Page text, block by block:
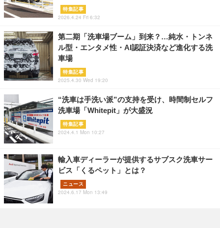
特集記事
2026.4.24 Fri 6:32
第二期「洗車場ブーム」到来？…純水・トンネ
ル型・エンタメ性・AI認証決済など進化する洗
車場
特集記事
2025.4.30 Wed 19:20
“洗車は手洗い派”の支持を受け、時間制セルフ
洗車場「Whitepit」が大盛況
特集記事
2024.4.1 Mon 10:27
輸入車ディーラーが提供するサブスク洗車サー
ビス「くるペット」とは？
ニュース
2024.6.17 Mon 13:49